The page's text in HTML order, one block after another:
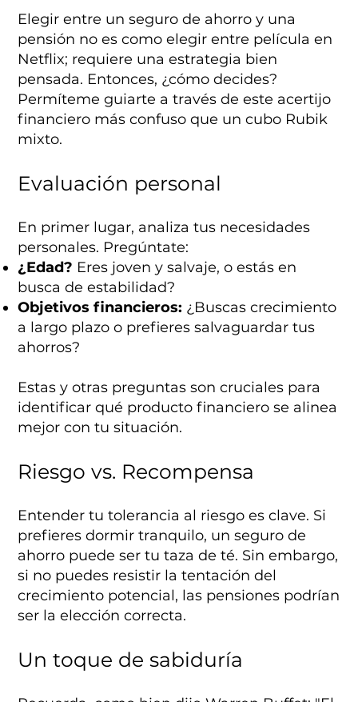
Elegir entre un seguro de ahorro y una
pensión no es como elegir entre película en
Netflix; requiere una estrategia bien
pensada. Entonces, ¿cómo decides?
Permíteme guiarte a través de este acertijo
financiero más confuso que un cubo Rubik
mixto.
Evaluación personal
En primer lugar, analiza tus necesidades
personales. Pregúntate:
¿Edad? Eres joven y salvaje, o estás en
busca de estabilidad?
Objetivos financieros: ¿Buscas crecimiento
a largo plazo o prefieres salvaguardar tus
ahorros?
Estas y otras preguntas son cruciales para
identificar qué producto financiero se alinea
mejor con tu situación.
Riesgo vs. Recompensa
Entender tu tolerancia al riesgo es clave. Si
prefieres dormir tranquilo, un seguro de
ahorro puede ser tu taza de té. Sin embargo,
si no puedes resistir la tentación del
crecimiento potencial, las pensiones podrían
ser la elección correcta.
Un toque de sabiduría